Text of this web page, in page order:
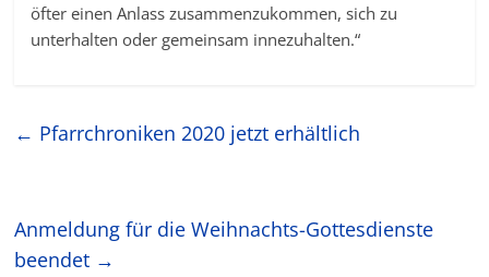
öfter einen Anlass zusammenzukommen, sich zu
unterhalten oder gemeinsam innezuhalten.“
← Pfarrchroniken 2020 jetzt erhältlich
Anmeldung für die Weihnachts-Gottesdienste
beendet →